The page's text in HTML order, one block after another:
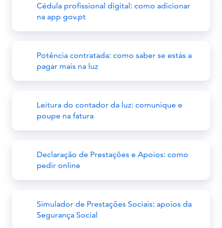
Cédula profissional digital: como adicionar
na app gov.pt
Potência contratada: como saber se estás a
pagar mais na luz
Leitura do contador da luz: comunique e
poupe na fatura
Declaração de Prestações e Apoios: como
pedir online
Simulador de Prestações Sociais: apoios da
Segurança Social